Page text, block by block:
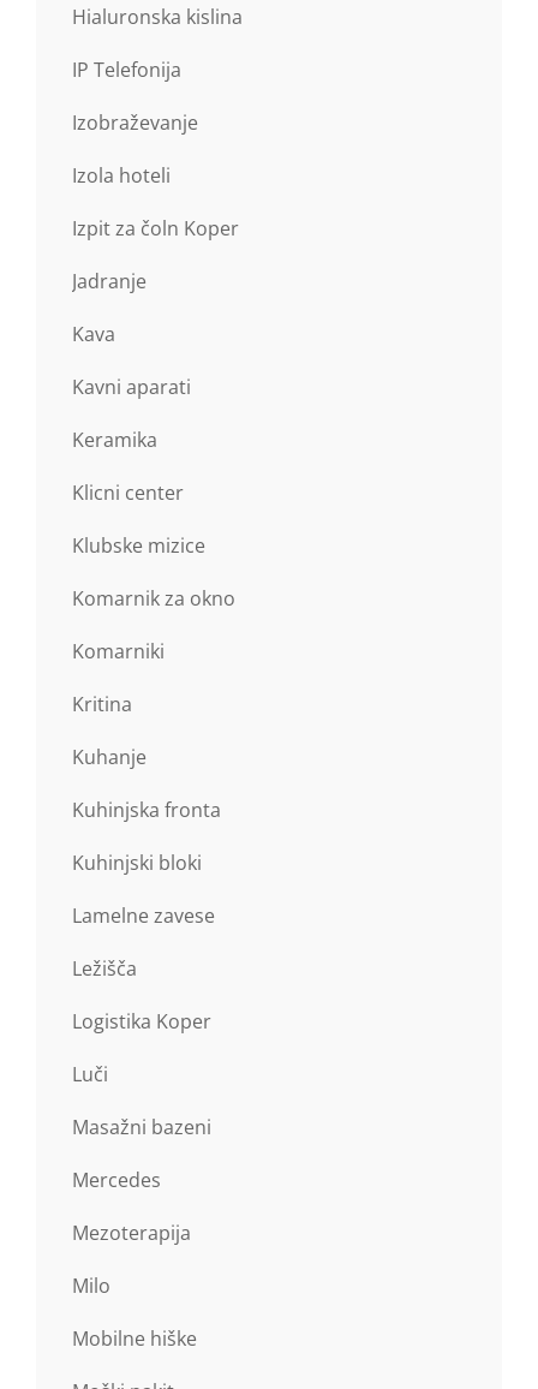
Hialuronska kislina
IP Telefonija
Izobraževanje
Izola hoteli
Izpit za čoln Koper
Jadranje
Kava
Kavni aparati
Keramika
Klicni center
Klubske mizice
Komarnik za okno
Komarniki
Kritina
Kuhanje
Kuhinjska fronta
Kuhinjski bloki
Lamelne zavese
Ležišča
Logistika Koper
Luči
Masažni bazeni
Mercedes
Mezoterapija
Milo
Mobilne hiške